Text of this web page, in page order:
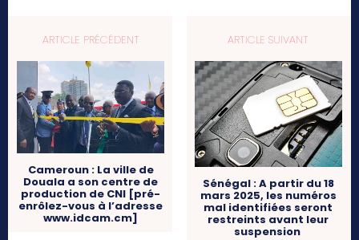
ARTICLE PRÉCÉDENT
Cameroun : La ville de
Douala a son centre de
production de CNI [pré-
enrôlez-vous à l’adresse
www.idcam.cm]
ARTICLE SUIVANT
Sénégal : A partir du 18
mars 2025, les numéros
mal identifiées seront
restreints avant leur
suspension